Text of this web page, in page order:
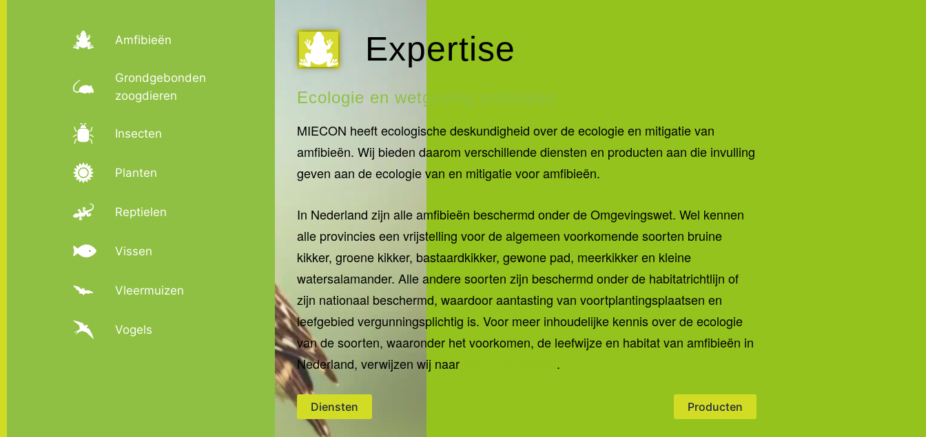
Amfibieën
Grondgebonden
zoogdieren
Insecten
Planten
Reptielen
Vissen
Vleermuizen
Vogels
Expertise
Ecologie en wetgeving amfibieën
MIECON heeft ecologische deskundigheid over de ecologie en mitigatie van
amfibieën. Wij bieden daarom verschillende diensten en producten aan die invulling
geven aan de ecologie van en mitigatie voor amfibieën.
In Nederland zijn alle amfibieën beschermd onder de Omgevingswet. Wel kennen
alle provincies een vrijstelling voor de algemeen voorkomende soorten bruine
kikker, groene kikker, bastaardkikker, gewone pad, meerkikker en kleine
watersalamander. Alle andere soorten zijn beschermd onder de habitatrichtlijn of
zijn nationaal beschermd, waardoor aantasting van voortplantingsplaatsen en
leefgebied vergunningsplichtig is. Voor meer inhoudelijke kennis over de ecologie
van de soorten, waaronder het voorkomen, de leefwijze en habitat van amfibieën in
Nederland, verwijzen wij naar
.
Diensten Producten